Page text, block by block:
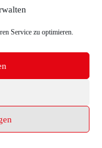
Service zu optimieren.
Datenschutz